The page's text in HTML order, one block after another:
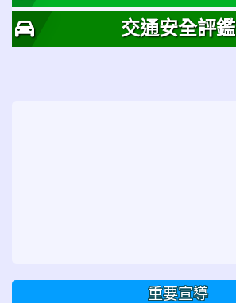
交通安全評鑑
重要宣導